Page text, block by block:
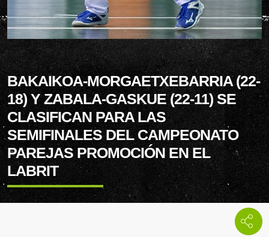
BAKAIKOA-MORGAETXEBARRIA (22-
18) Y ZABALA-GASKUE (22-11) SE
CLASIFICAN PARA LAS
SEMIFINALES DEL CAMPEONATO
PAREJAS PROMOCIÓN EN EL
LABRIT